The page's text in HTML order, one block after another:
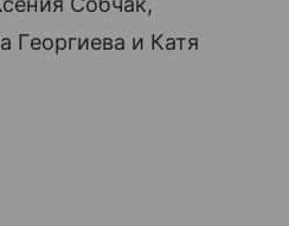
Георгиева и Катя